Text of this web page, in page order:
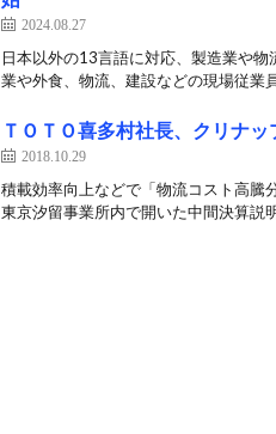
2024.08.27
日本以外の13言語に対応、製造業や
業や外食、物流、建設などの現場従業
ＴＯＴＯ喜多村社長、クリナ
2018.10.29
積載効率向上などで「物流コスト高
東京汐留事業所内で開いた中間決算説